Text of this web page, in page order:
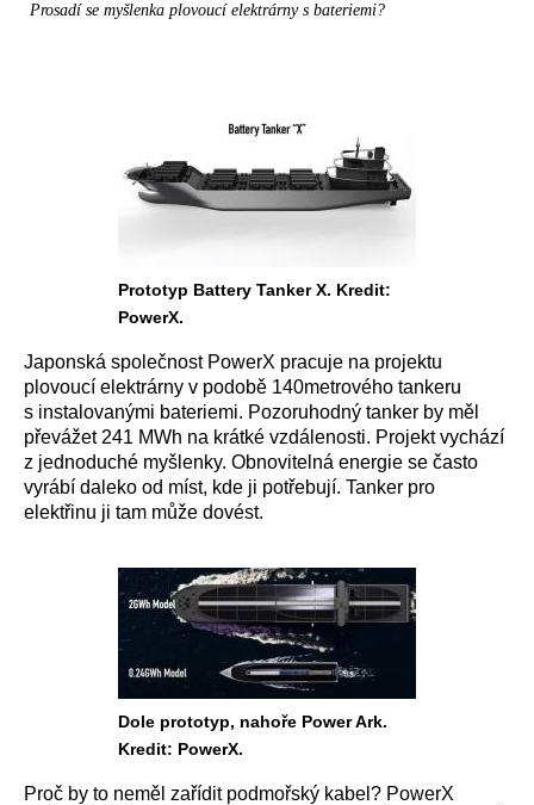
Prosadí se myšlenka plovoucí elektrárny s bateriemi?
Prototyp Battery Tanker X. Kredit:
PowerX.
Japonská společnost PowerX pracuje na projektu
plovoucí elektrárny v podobě 140metrového tankeru
s instalovanými bateriemi. Pozoruhodný tanker by měl
převážet 241 MWh na krátké vzdálenosti. Projekt vychází
z jednoduché myšlenky. Obnovitelná energie se často
vyrábí daleko od míst, kde ji potřebují. Tanker pro
elektřinu ji tam může dovést.
Dole prototyp, nahoře Power Ark.
Kredit: PowerX.
Proč by to neměl zařídit podmořský kabel? PowerX